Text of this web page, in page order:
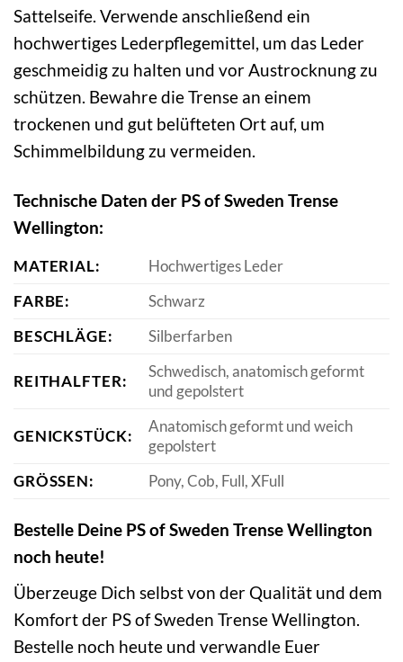
Sattelseife. Verwende anschließend ein
hochwertiges Lederpflegemittel, um das Leder
geschmeidig zu halten und vor Austrocknung zu
schützen. Bewahre die Trense an einem
trockenen und gut belüfteten Ort auf, um
Schimmelbildung zu vermeiden.
Technische Daten der PS of Sweden Trense
Wellington:
MATERIAL:
Hochwertiges Leder
FARBE:
Schwarz
BESCHLÄGE:
Silberfarben
REITHALFTER:
Schwedisch, anatomisch geformt
und gepolstert
GENICKSTÜCK:
Anatomisch geformt und weich
gepolstert
GRÖSSEN:
Pony, Cob, Full, XFull
Bestelle Deine PS of Sweden Trense Wellington
noch heute!
Überzeuge Dich selbst von der Qualität und dem
Komfort der PS of Sweden Trense Wellington.
Bestelle noch heute und verwandle Euer